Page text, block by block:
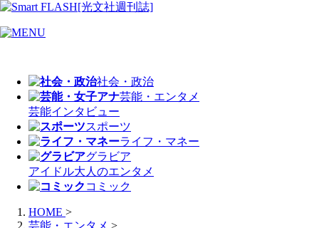
社会・政治
芸能・エンタメ
芸能インタビュー
スポーツ
ライフ・マネー
グラビア
アイドル大人のエンタメ
コミック
HOME >
芸能・エンタメ >